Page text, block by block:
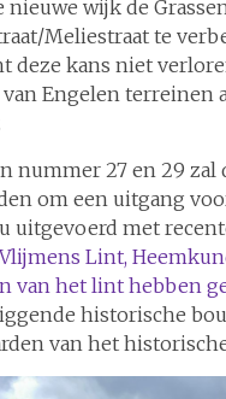
wijk de
Meliestraat te
deze kans niet
Engelen terreinen
nummer 27 en 29
om een uitgang
uitgevoerd met
Lint,
van het lint hebben
historische
van het